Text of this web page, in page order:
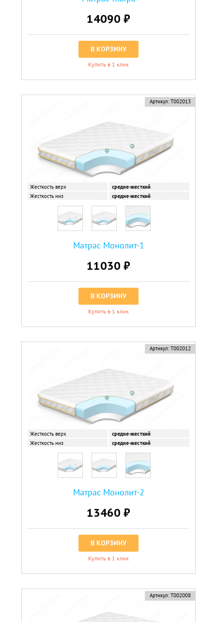
14090 ₽
В КОРЗИНУ
Купить в 1 клик
Артикул: Т002013
Жесткость верх
средне-жесткий
Жесткость низ
средне-жесткий
Матрас Монолит-1
11030 ₽
В КОРЗИНУ
Купить в 1 клик
Артикул: Т002012
Жесткость верх
средне-жесткий
Жесткость низ
средне-жесткий
Матрас Монолит-2
13460 ₽
В КОРЗИНУ
Купить в 1 клик
Артикул: Т002008